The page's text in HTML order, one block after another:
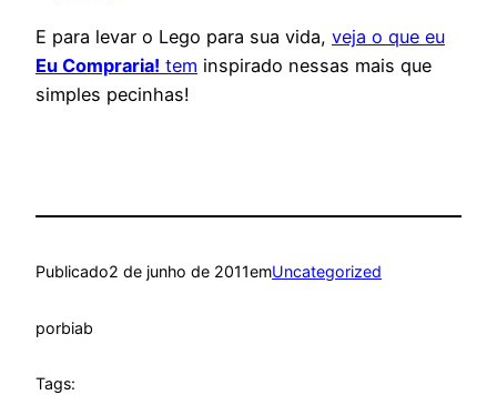
E para levar o Lego para sua vida, veja o que eu
Eu Compraria! tem inspirado nessas mais que
simples pecinhas!
Publicado2 de junho de 2011emUncategorized
porbiab
Tags: